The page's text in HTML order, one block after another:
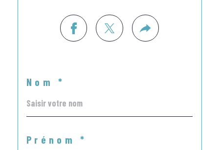
Nom *
Prénom *